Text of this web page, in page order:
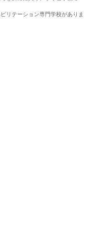
リテーション専門学校がありま